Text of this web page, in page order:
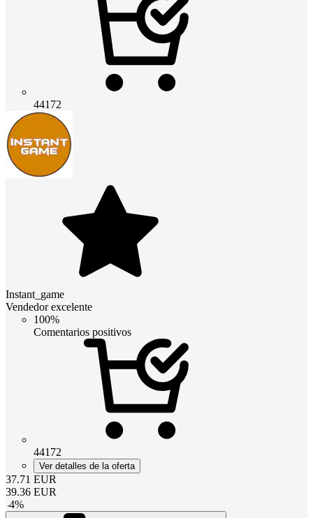
44172
Instant_game
Vendedor excelente
100%
Comentarios positivos
44172
Ver detalles de la oferta
37.71 EUR
39.36 EUR
-4%